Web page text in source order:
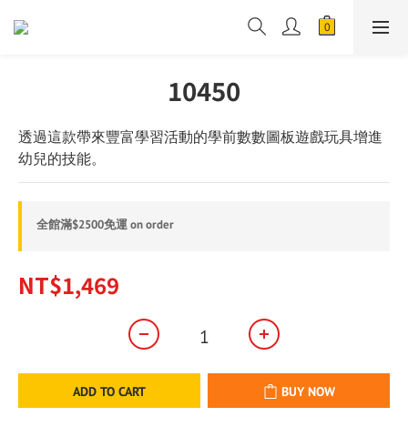
10450
透過這款帶來豐富學習活動的學前數數圖板遊戲玩具增進
幼兒的技能。
全館滿$2500免運 on order
NT$1,469
ADD TO CART BUY NOW